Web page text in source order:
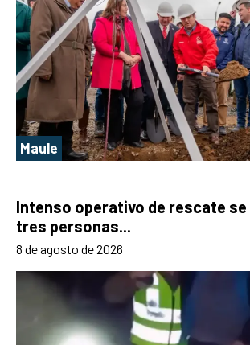
Maule
Intenso operativo de rescate
tres personas...
8 de agosto de 2026